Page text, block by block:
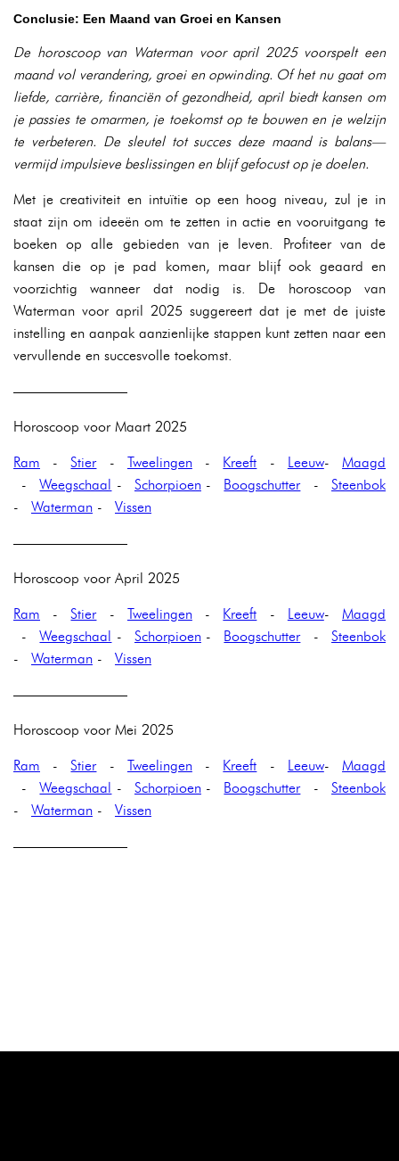
Conclusie: Een Maand van Groei en Kansen
De horoscoop van Waterman voor april 2025 voorspelt een
maand vol verandering, groei en opwinding. Of het nu gaat om
liefde, carrière, financiën of gezondheid, april biedt kansen om
je passies te omarmen, je toekomst op te bouwen en je welzijn
te verbeteren. De sleutel tot succes deze maand is balans—
vermijd impulsieve beslissingen en blijf gefocust op je doelen.
Met je creativiteit en intuïtie op een hoog niveau, zul je in
staat zijn om ideeën om te zetten in actie en vooruitgang te
boeken op alle gebieden van je leven. Profiteer van de
kansen die op je pad komen, maar blijf ook geaard en
voorzichtig wanneer dat nodig is. De horoscoop van
Waterman voor april 2025 suggereert dat je met de juiste
instelling en aanpak aanzienlijke stappen kunt zetten naar een
vervullende en succesvolle toekomst.
————————
Horoscoop voor Maart 2025
Ram -Stier- Tweelingen- Kreeft - Leeuw-Maagd
-Weegschaal - Schorpioen- Boogschutter-Steenbok
- Waterman - Vissen
————————
Horoscoop voor April 2025
Ram -Stier- Tweelingen- Kreeft - Leeuw-Maagd
-Weegschaal - Schorpioen- Boogschutter-Steenbok
- Waterman - Vissen
————————
Horoscoop voor Mei 2025
Ram -Stier- Tweelingen- Kreeft - Leeuw-Maagd
-Weegschaal - Schorpioen- Boogschutter-Steenbok
- Waterman - Vissen
————————